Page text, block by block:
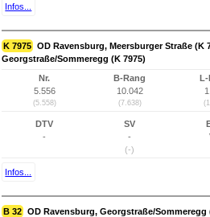
Infos...
K 7975 OD Ravensburg, Meersburger Straße (K
Georgstraße/Sommeregg (K 7975)
Nr.
5.556
(5.558)
B-Rang
10.042
(7.638)
DTV
-
SV
-
(-)
Infos...
B 32 OD Ravensburg, Georgstraße/Sommeregg